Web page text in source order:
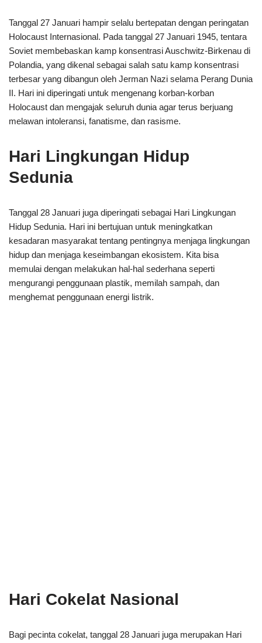
Tanggal 27 Januari hampir selalu bertepatan dengan peringatan
Holocaust Internasional. Pada tanggal 27 Januari 1945, tentara
Soviet membebaskan kamp konsentrasi Auschwitz-Birkenau di
Polandia, yang dikenal sebagai salah satu kamp konsentrasi
terbesar yang dibangun oleh Jerman Nazi selama Perang Dunia
II. Hari ini diperingati untuk mengenang korban-korban
Holocaust dan mengajak seluruh dunia agar terus berjuang
melawan intoleransi, fanatisme, dan rasisme.
Hari Lingkungan Hidup
Sedunia
Tanggal 28 Januari juga diperingati sebagai Hari Lingkungan
Hidup Sedunia. Hari ini bertujuan untuk meningkatkan
kesadaran masyarakat tentang pentingnya menjaga lingkungan
hidup dan menjaga keseimbangan ekosistem. Kita bisa
memulai dengan melakukan hal-hal sederhana seperti
mengurangi penggunaan plastik, memilah sampah, dan
menghemat penggunaan energi listrik.
Hari Cokelat Nasional
Bagi pecinta cokelat, tanggal 28 Januari juga merupakan Hari